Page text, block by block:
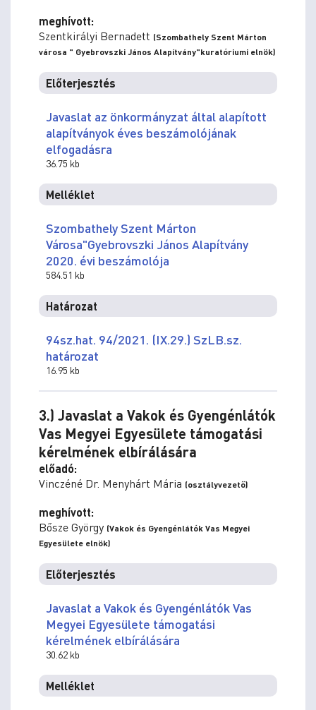
meghívott:
Szentkirályi Bernadett (Szombathely Szent Márton
városa " Gyebrovszki János Alapítvány"kuratóriumi elnök)
Előterjesztés
Javaslat az önkormányzat által alapított
alapítványok éves beszámolójának
elfogadásra
36.75 kb
Melléklet
Szombathely Szent Márton
Városa"Gyebrovszki János Alapítvány
2020. évi beszámolója
584.51 kb
Határozat
94sz.hat. 94/2021. (IX.29.) SzLB.sz.
határozat
16.95 kb
3.) Javaslat a Vakok és Gyengénlátók
Vas Megyei Egyesülete támogatási
kérelmének elbírálására
előadó:
Vinczéné Dr. Menyhárt Mária (osztályvezető)
meghívott:
Bősze György (Vakok és Gyengénlátók Vas Megyei
Egyesülete elnök)
Előterjesztés
Javaslat a Vakok és Gyengénlátók Vas
Megyei Egyesülete támogatási
kérelmének elbírálására
30.62 kb
Melléklet